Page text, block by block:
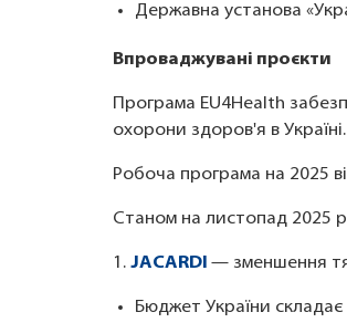
Державна установа
Впроваджувані проєкти
Програма EU4Health
охорони здоров'я в Україні.
Робоча програма на 2025
Станом на листопад 2025
1. JACARDI — зменшення
Бюджет України